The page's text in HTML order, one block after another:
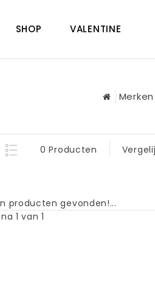
SHOP VALENTINE
Merken
0 Producten
producten gevonden!...
1 van 1